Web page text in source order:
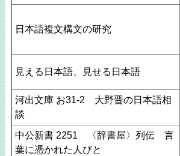
日本語複文構文の研究
見える日本語、見せる日本語
河出文庫 お31-2 大野晋の日本語相
談
中公新書 2251 〈辞書屋〉列伝 言
葉に憑かれた人びと